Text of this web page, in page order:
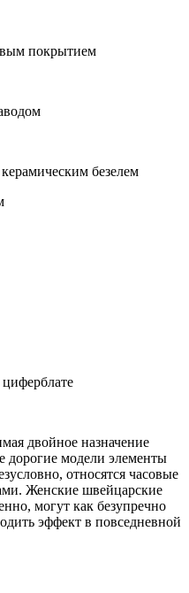
покрытием
безелем
двойное назначение
дорогие модели элементы
относятся часовые
Женские швейцарские
могут как безупречно
эффект в повседневной